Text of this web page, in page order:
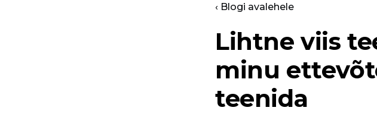
‹ Blogi avalehele
Lihtne viis
minu
teenida